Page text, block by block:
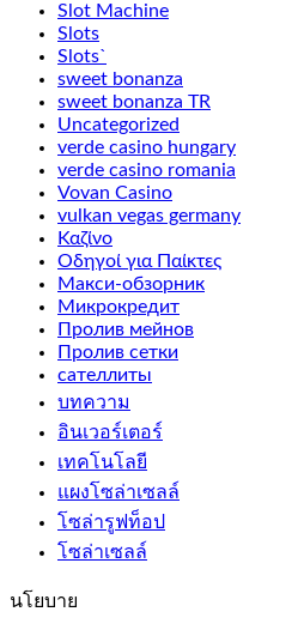
Slot Machine
Slots
Slots`
sweet bonanza
sweet bonanza TR
Uncategorized
verde casino hungary
verde casino romania
Vovan Casino
vulkan vegas germany
Καζίνο
Οδηγοί για Παίκτες
Макси-обзорник
Микрокредит
Пролив мейнов
Пролив сетки
сателлиты
บทความ
อินเวอร์เตอร์
เทคโนโลยี
แผงโซล่าเซลล์
โซล่ารูฟท็อป
โซล่าเซลล์
นโยบาย